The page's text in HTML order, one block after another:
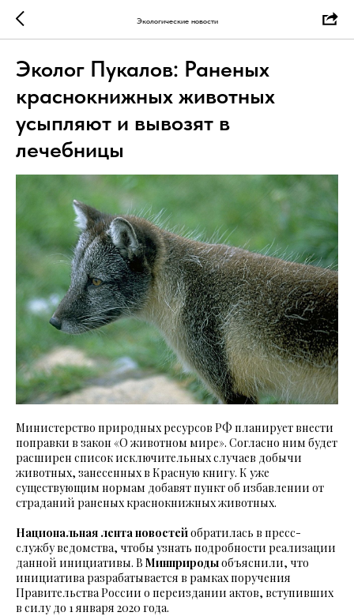
Экологические новости
Эколог Пукалов: Раненых
краснокнижных животных
усыпляют и вывозят в
лечебницы
Министерство природных ресурсов РФ планирует внести
поправки в закон «О животном мире». Согласно ним будет
расширен список исключительных случаев добычи
животных, занесенных в Красную книгу. К уже
существующим нормам добавят пункт об избавлении от
страданий раненых краснокнижных животных.
Национальная лента новостейобратилась в пресс-
службу ведомства, чтобы узнать подробности реализации
данной инициативы. В Минприродыобъяснили, что
инициатива разрабатывается в рамках поручения
Правительства России о переиздании актов, вступивших
в силу до 1 января 2020 года.